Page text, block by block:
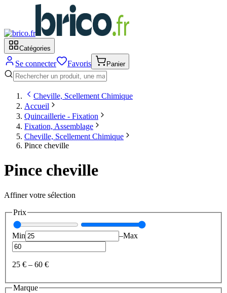
Catégories
Se connecter Favoris Panier
Cheville, Scellement Chimique
Accueil
Quincaillerie - Fixation
Fixation, Assemblage
Cheville, Scellement Chimique
Pince cheville
Pince cheville
Affiner votre sélection
Prix
Min –Max
25 € – 60 €
Marque